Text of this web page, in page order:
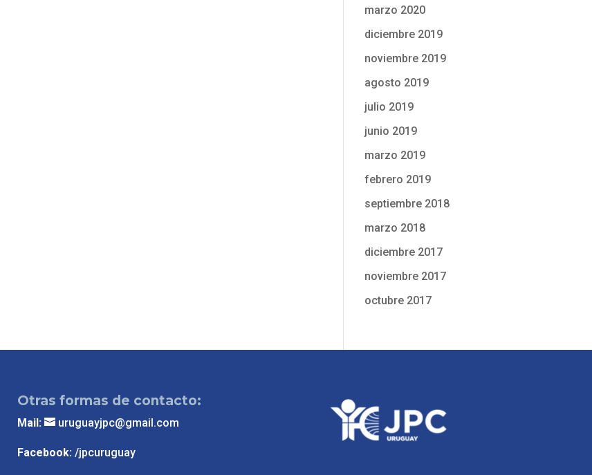
marzo 2020
diciembre 2019
noviembre 2019
agosto 2019
julio 2019
junio 2019
marzo 2019
febrero 2019
septiembre 2018
marzo 2018
diciembre 2017
noviembre 2017
octubre 2017
Otras formas de contacto:
Mail: uruguayjpc@gmail.com
Facebook: /jpcuruguay